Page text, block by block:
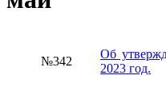
№342
Об
2023 год.